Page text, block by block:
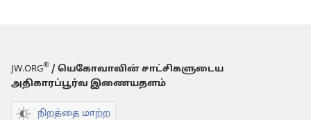
JW.ORG® / யெகோவாவின் சாட்சிகளுடைய
அதிகாரப்பூர்வ இணையதளம்
நிறத்தை மாற்ற